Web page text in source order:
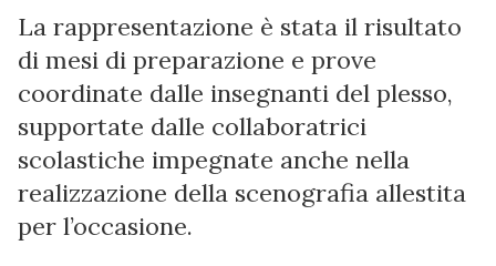
La rappresentazione è stata il risultato
di mesi di preparazione e prove
coordinate dalle insegnanti del plesso,
supportate dalle collaboratrici
scolastiche impegnate anche nella
realizzazione della scenografia allestita
per l’occasione.